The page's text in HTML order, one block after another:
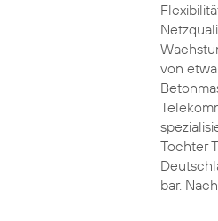
von
Tochter
bar.